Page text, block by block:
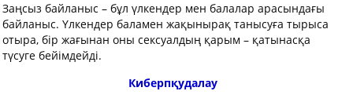
Заңсыз байланыс – бұл үлкендер мен балалар арасындағы
байланыс. Үлкендер баламен жақынырақ танысуға тырыса
отыра, бір жағынан оны сексуалдың қарым – қатынасқа
түсуге бейімдейді.
Киберпқудалау